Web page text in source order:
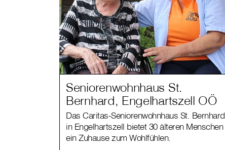
Seniorenwohnhaus St.
Bernhard, Engelhartszell OÖ
Das Caritas-Seniorenwohnhaus St. Bernhard
in Engelhartszell bietet 30 älteren Menschen
ein Zuhause zum Wohlfühlen.